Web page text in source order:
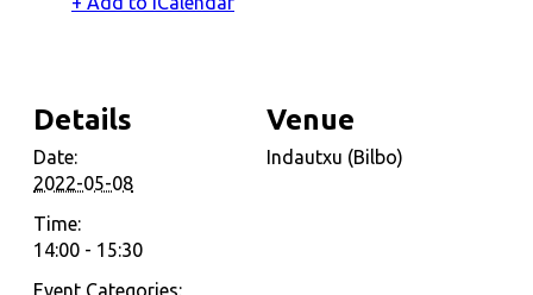
Details
Date:
2022-05-08
Time:
14:00 - 15:30
Event Categories:
Venue
Indautxu (Bilbo)